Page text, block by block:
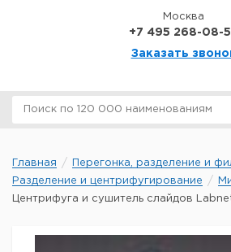
Москва
+7 495 268-08-
Заказать
Главная
Перегонка, разделение и
Разделение и центрифугирование
Центрифуга и сушитель слайдов